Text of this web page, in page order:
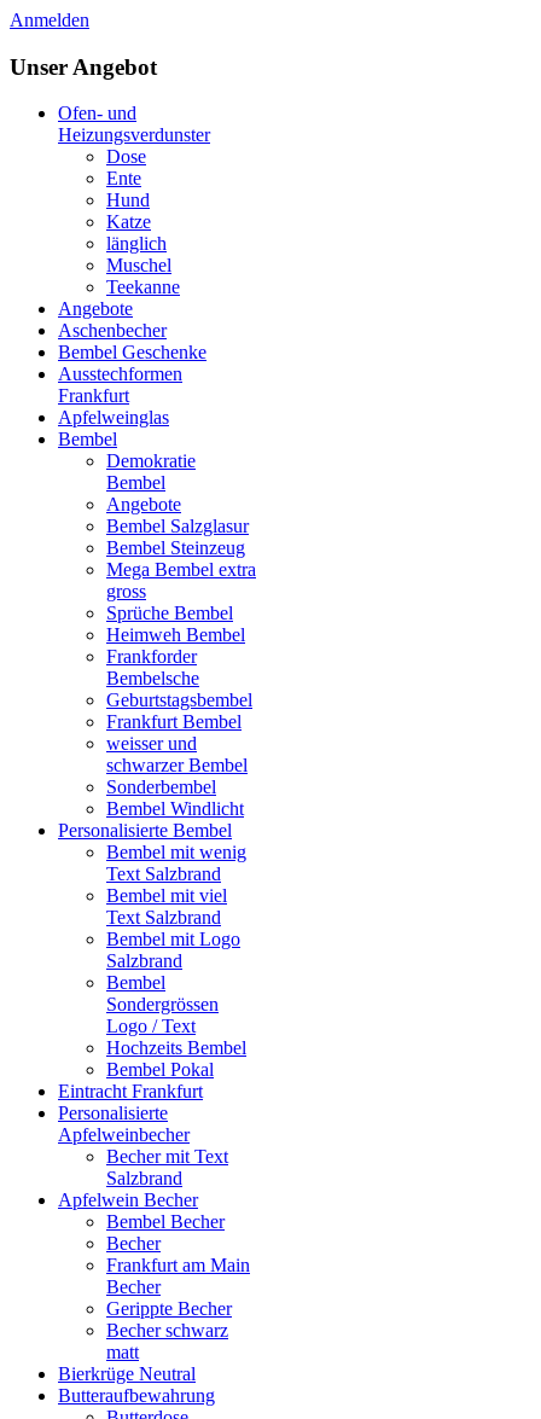
Anmelden
Unser Angebot
Ofen- und
Heizungsverdunster
Dose
Ente
Hund
Katze
länglich
Muschel
Teekanne
Angebote
Aschenbecher
Bembel Geschenke
Ausstechformen
Frankfurt
Apfelweinglas
Bembel
Demokratie
Bembel
Angebote
Bembel Salzglasur
Bembel Steinzeug
Mega Bembel extra
gross
Sprüche Bembel
Heimweh Bembel
Frankforder
Bembelsche
Geburtstagsbembel
Frankfurt Bembel
weisser und
schwarzer Bembel
Sonderbembel
Bembel Windlicht
Personalisierte Bembel
Bembel mit wenig
Text Salzbrand
Bembel mit viel
Text Salzbrand
Bembel mit Logo
Salzbrand
Bembel
Sondergrössen
Logo / Text
Hochzeits Bembel
Bembel Pokal
Eintracht Frankfurt
Personalisierte
Apfelweinbecher
Becher mit Text
Salzbrand
Apfelwein Becher
Bembel Becher
Becher
Frankfurt am Main
Becher
Gerippte Becher
Becher schwarz
matt
Bierkrüge Neutral
Butteraufbewahrung